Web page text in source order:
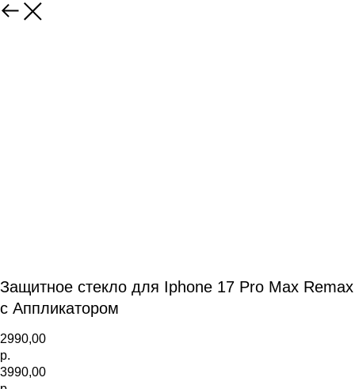
Защитное стекло для Iphone 17 Pro Max Remax
с Аппликатором
2990,00
р.
3990,00